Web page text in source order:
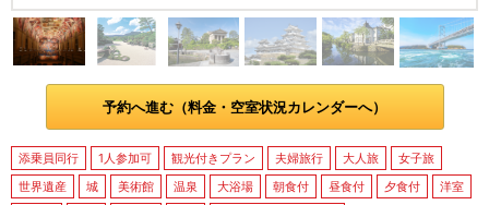
予約へ進む（料金・空室状況カレンダーへ）
添乗員同行 1人参加可 観光付きプラン 夫婦旅行 大人旅
女子旅
世界遺産
城 美術館 温泉 大浴場 朝食付 昼食付 夕食付
洋室